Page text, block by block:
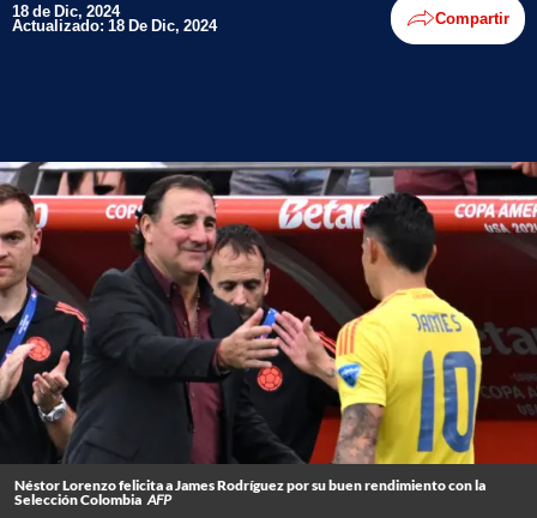
18 de Dic, 2024
Actualizado: 18 De Dic, 2024 Compartir
Néstor Lorenzo felicita a James Rodríguez por su buen rendimiento con la
Selección Colombia AFP